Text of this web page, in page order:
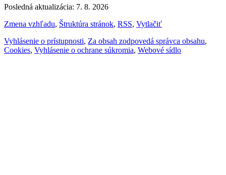
Posledná aktualizácia: 7. 8. 2026
Zmena vzhľadu, Štruktúra stránok, RSS, Vytlačiť
Vyhlásenie o prístupnosti, Za obsah zodpovedá správca obsahu,
Cookies, Vyhlásenie o ochrane súkromia, Webové sídlo